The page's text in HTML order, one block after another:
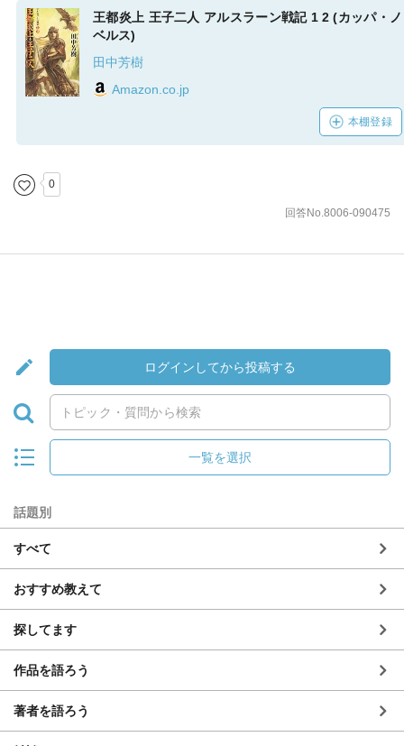
王都炎上 王子二人 アルスラーン戦記 1 2 (カッパ・ノ
ベルス)
田中芳樹
Amazon.co.jp
本棚登録
0
回答No.8006-090475
ログインしてから投稿する
一覧を選択
話題別
すべて
おすすめ教えて
探してます
作品を語ろう
著者を語ろう